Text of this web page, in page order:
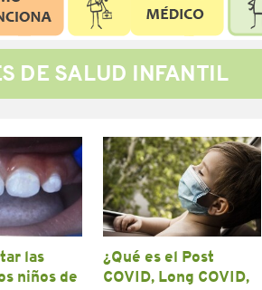
DE SALUD INFANTIL
las
niños de
¿Qué es el Post
COVID, Long COVID,